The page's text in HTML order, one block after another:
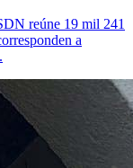
reúne 19 mil 241
a